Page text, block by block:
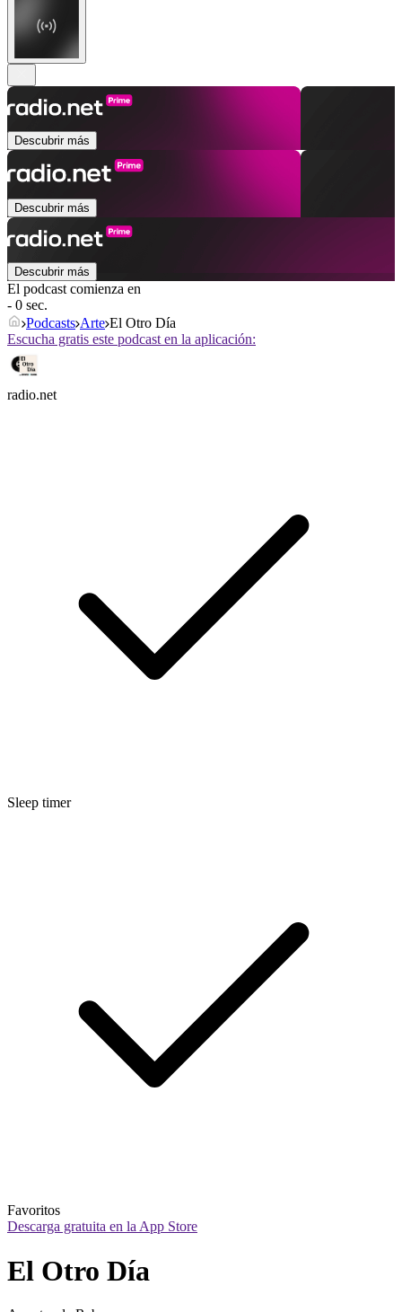
Descubrir más
Descubrir más
Descubrir más
El podcast comienza en
- 0 sec.
Podcasts Arte El Otro Día
Escucha gratis este podcast en la aplicación:
radio.net
Sleep timer
Favoritos
Descarga gratuita en la App Store
El Otro Día